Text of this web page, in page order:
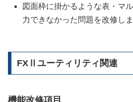
図面枠に掛かるような表・マ
力できなかった問題を改修しま
FXⅡユーティリティ関連
機能改修項目